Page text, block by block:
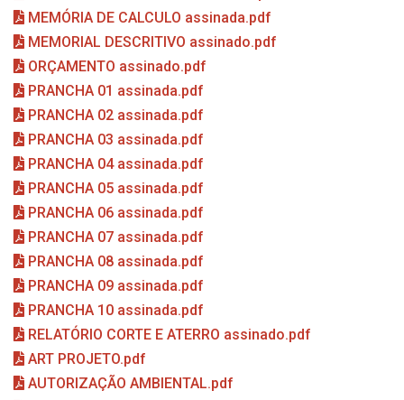
MEMÓRIA DE CALCULO assinada.pdf
MEMORIAL DESCRITIVO assinado.pdf
ORÇAMENTO assinado.pdf
PRANCHA 01 assinada.pdf
PRANCHA 02 assinada.pdf
PRANCHA 03 assinada.pdf
PRANCHA 04 assinada.pdf
PRANCHA 05 assinada.pdf
PRANCHA 06 assinada.pdf
PRANCHA 07 assinada.pdf
PRANCHA 08 assinada.pdf
PRANCHA 09 assinada.pdf
PRANCHA 10 assinada.pdf
RELATÓRIO CORTE E ATERRO assinado.pdf
ART PROJETO.pdf
AUTORIZAÇÃO AMBIENTAL.pdf